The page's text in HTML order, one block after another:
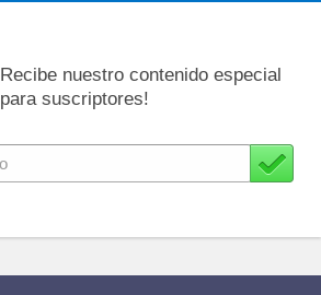
Recibe nuestro contenido especial
para suscriptores!